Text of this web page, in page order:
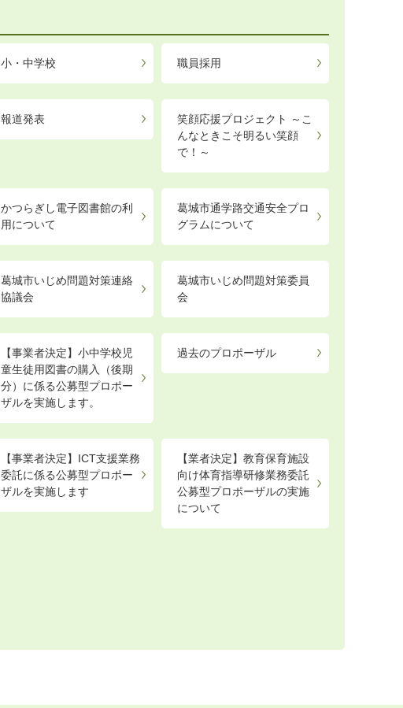
小・中学校 職員採用
報道発表
笑顔応援プロジェクト ～こ
んなときこそ明るい笑顔
で！～
かつらぎし電子図書館の利
用について
葛城市通学路交通安全プロ
グラムについて
葛城市いじめ問題対策連絡
協議会
葛城市いじめ問題対策委員
会
【事業者決定】小中学校児
童生徒用図書の購入（後期
分）に係る公募型プロポー
ザルを実施します。
過去のプロポーザル
【事業者決定】ICT支援業務
委託に係る公募型プロポー
ザルを実施します
【業者決定】教育保育施設
向け体育指導研修業務委託
公募型プロポーザルの実施
について